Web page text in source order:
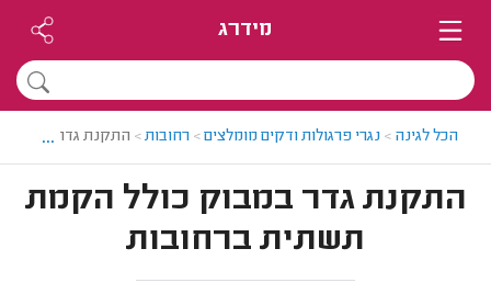
מידרג
הכל לגינה > נגרי פרגולות ודקים מומלצים> רחובות> התקנת גדר במבוק
...
התקנת גדר במבוק כולל הקמת
תשתית ברחובות